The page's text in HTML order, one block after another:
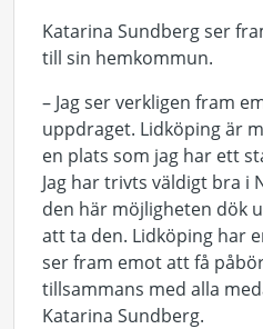
Katarina Sundberg ser
till sin hemkommun.
– Jag ser verkligen fram
uppdraget. Lidköping är
en plats som jag har ett
Jag har trivts väldigt bra i
den här möjligheten dök
att ta den. Lidköping har
ser fram emot att få
tillsammans med alla
Katarina Sundberg.